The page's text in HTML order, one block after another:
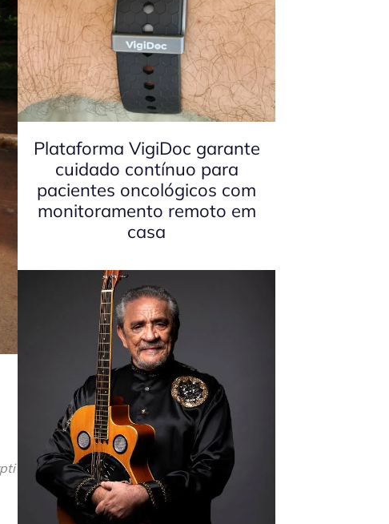
Plataforma VigiDoc garante
cuidado contínuo para
pacientes oncológicos com
monitoramento remoto em
casa